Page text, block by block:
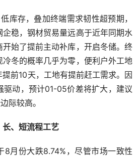
存，叠加终端需求韧性超预期，
稳，钢材贸易量远高于近年同期水
始了提前主动补库，开启冬储。终
冬的概率几乎为零，便利户外工地
提前10天，工地有提前赶工需求。因
驱动，预计01-05价差将扩大，建议
际较高。
、短流程工艺
份大跌8.74%，尽管市场一致性